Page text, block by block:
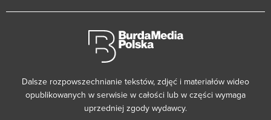
Dalsze rozpowszechnianie tekstów, zdjęć i materiałów wideo
opublikowanych w serwisie w całości lub w części wymaga
uprzedniej zgody wydawcy.